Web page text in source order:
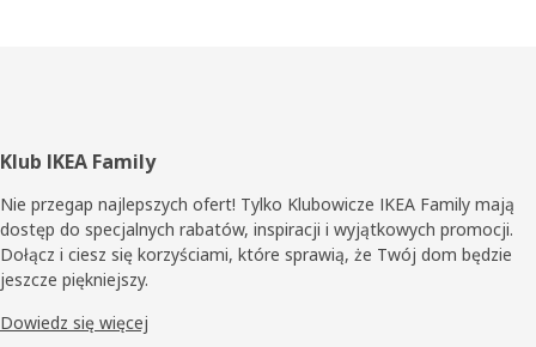
Stopka
Klub IKEA Family
Nie przegap najlepszych ofert! Tylko Klubowicze IKEA Family mają
dostęp do specjalnych rabatów, inspiracji i wyjątkowych promocji.
Dołącz i ciesz się korzyściami, które sprawią, że Twój dom będzie
jeszcze piękniejszy.
Dowiedz się więcej